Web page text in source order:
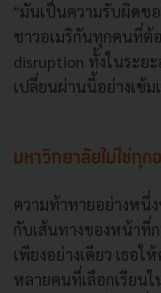
"มันเป็นความรับผิดช
ชาวอเมริกันทุกคนที่ต้
disruption ทั้งในระย
เปลี่ยนผ่านนี้อย่างเข้ม
มหาวิทยาลัยไม่ใช่ทุก
ความท้าทายอย่างหนึ่
กับเส้นทางของหน้าที่
เพียงอย่างเดียว เธอ
หลายคนที่เลือกเรียน